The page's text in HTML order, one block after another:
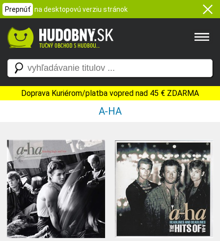
Prepnúť na desktopovú verziu stránok
Doprava Kuriérom/platba vopred nad 45 € ZDARMA
A-HA